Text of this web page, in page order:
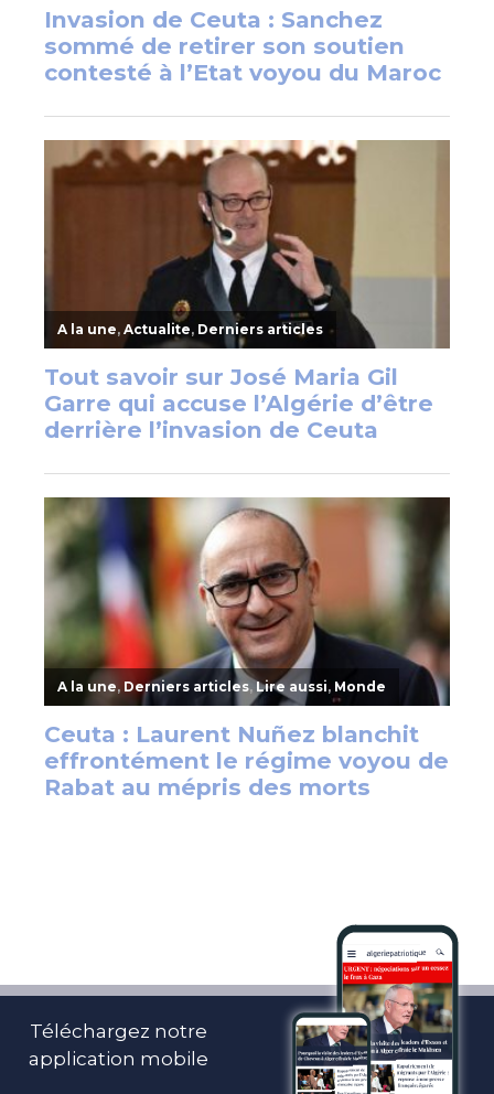
Téléchargez notre
application mobile